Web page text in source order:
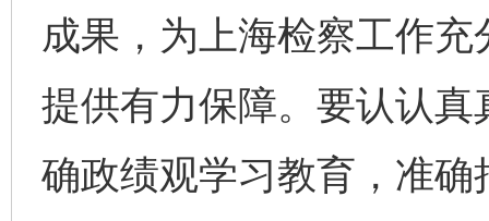
成果，为上海检察工作
提供有力保障。要认认
确政绩观学习教育，准确